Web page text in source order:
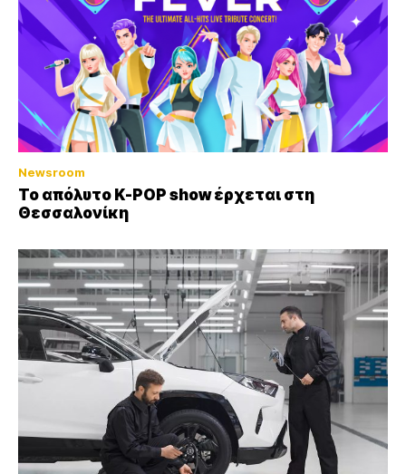
Newsroom
Το απόλυτο K-POP show έρχεται στη
Θεσσαλονίκη